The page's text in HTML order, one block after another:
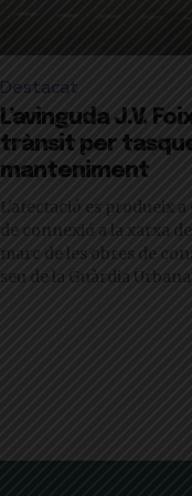
Destacat
L’avinguda J.V.
trànsit per
manteniment
L'afectació es produeix a
de connexió a la xarxa
marc de les obres de
seu de la Guàrdia Urbana